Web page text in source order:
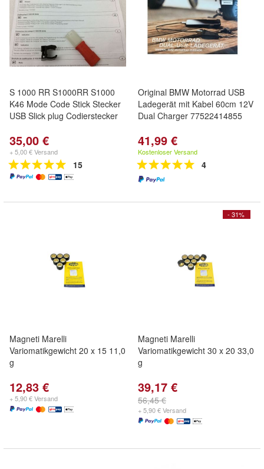
S 1000 RR S1000RR S1000
K46 Mode Code Stick Stecker
USB Slick plug Codierstecker
35,00 €
+ 5,00 € Versand
15
Original BMW Motorrad USB
Ladegerät mit Kabel 60cm 12V
Dual Charger 77522414855
41,99 €
Kostenloser Versand
4
Magneti Marelli
Variomatikgewicht 20 x 15 11,0
g
12,83 €
+ 5,90 € Versand
- 31%
Magneti Marelli
Variomatikgewicht 30 x 20 33,0
g
39,17 €
56,45 €
+ 5,90 € Versand